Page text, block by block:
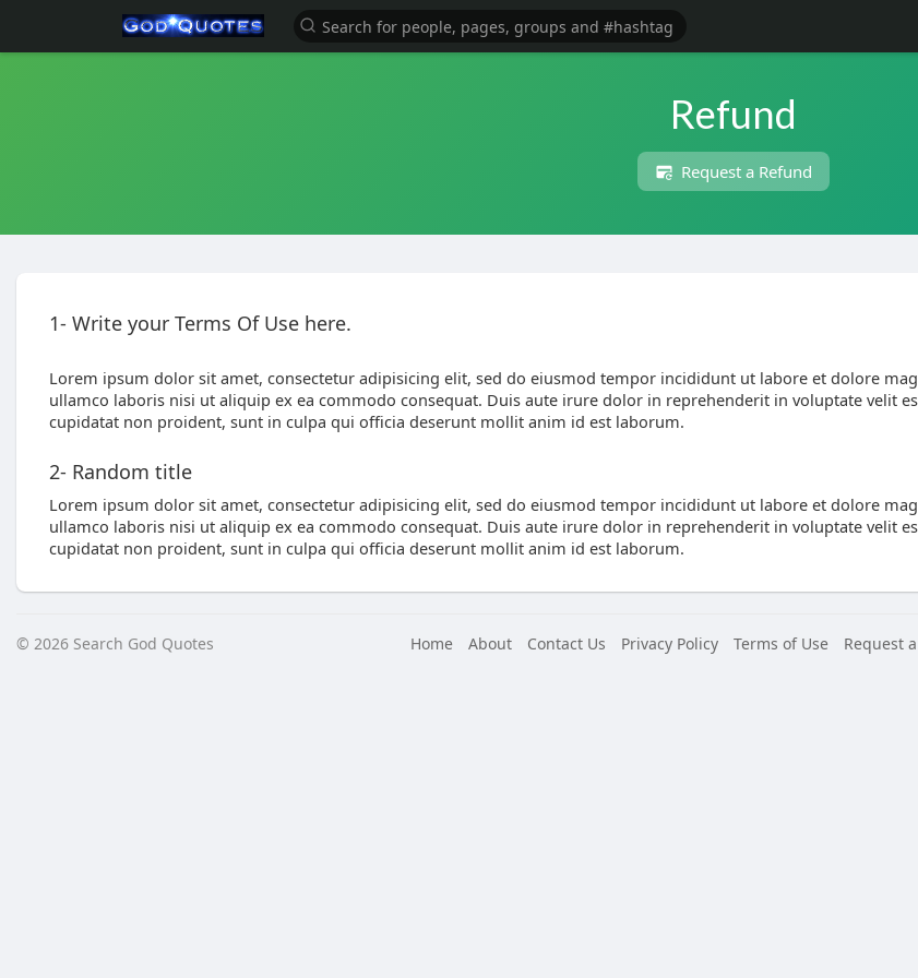
Refund
Request a Refund
1- Write your Terms Of Use here.
Lorem ipsum dolor sit amet, consectetur adipisicing elit, sed do eiusmod tempor incididunt ut labore et dolore
ullamco laboris nisi ut aliquip ex ea commodo consequat. Duis aute irure dolor in reprehenderit in voluptate velit
cupidatat non proident, sunt in culpa qui officia deserunt mollit anim id est laborum.
2- Random title
Lorem ipsum dolor sit amet, consectetur adipisicing elit, sed do eiusmod tempor incididunt ut labore et dolore
ullamco laboris nisi ut aliquip ex ea commodo consequat. Duis aute irure dolor in reprehenderit in voluptate velit
cupidatat non proident, sunt in culpa qui officia deserunt mollit anim id est laborum.
© 2026 Search God Quotes Home About Contact Us Privacy Policy Terms of Use Request